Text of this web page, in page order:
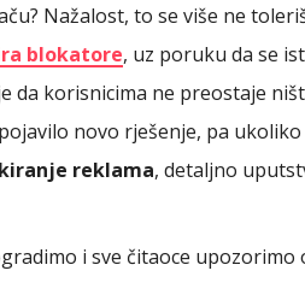
Nažalost, to se više ne
blokatore, uz poruku da se
da korisnicima ne preostaje
novo rješenje, pa
reklama, detaljno
i sve čitaoce upozorimo